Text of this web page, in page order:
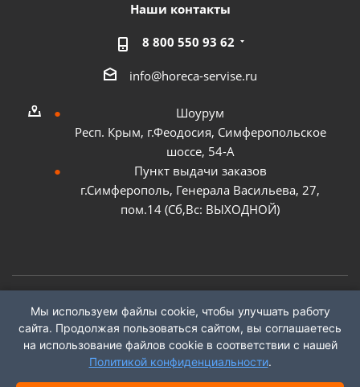
Наши контакты
8 800 550 93 62
info@horeca-servise.ru
Шоурум
Респ. Крым, г.Феодосия, Симферопольское
шоссе, 54-А
Пункт выдачи заказов
г.Симферополь, Генерала Васильева, 27,
пом.14 (Сб,Вс: ВЫХОДНОЙ)
2026 ©ГК "ХоРеКа Сервис"
Мы используем файлы cookie, чтобы улучшать работу
сайта. Продолжая пользоваться сайтом, вы соглашаетесь
на использование файлов cookie в соответствии с нашей
Политикой конфиденциальности.